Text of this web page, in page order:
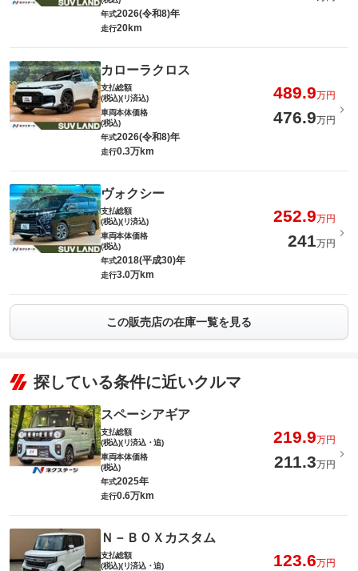
年式2026(令和8)年
走行20km
カローラクロス
支払総額
(税込)(リ済込)
489.9万円
車両本体価格
(税込)
476.9万円
年式2026(令和8)年
走行0.3万km
ヴォクシー
支払総額
(税込)(リ済込)
252.9万円
車両本体価格
(税込)
241万円
年式2018(平成30)年
走行3.0万km
この販売店の在庫一覧を見る
探している条件に近いクルマ
スペーシアギア
支払総額
(税込)(リ済込・追)
219.9万円
車両本体価格
(税込)
211.3万円
年式2025年
走行0.6万km
Ｎ－ＢＯＸカスタム
支払総額
(税込)(リ済込・追)
123.6万円